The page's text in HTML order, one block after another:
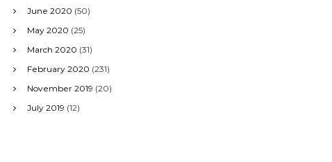
June 2020 (50)
May 2020 (25)
March 2020 (31)
February 2020 (231)
November 2019 (20)
July 2019 (12)